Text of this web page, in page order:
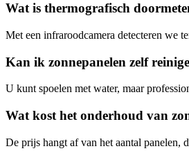
Wat is thermografisch
Met een infraroodcamera detecteren we
Kan ik zonnepanelen zelf
U kunt spoelen met water, maar
Wat kost het onderhoud van
De prijs hangt af van het aantal panelen,